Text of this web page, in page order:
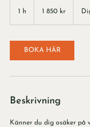
1 h
kronor1 850 kr
BOKA HÄR
Beskrivning
Känner du dig osäker på